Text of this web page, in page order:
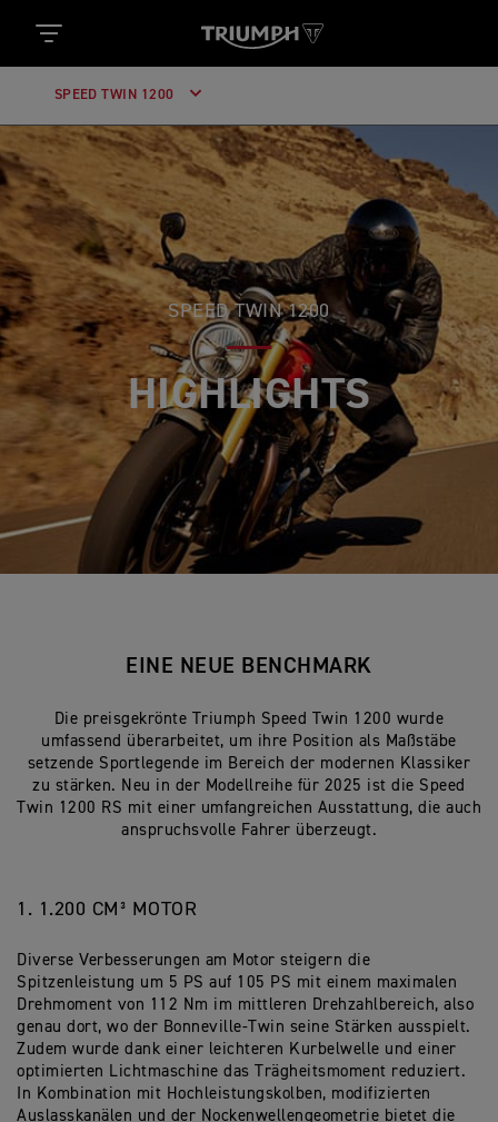
SPEED TWIN 1200
SPEED TWIN 1200
HIGHLIGHTS
EINE NEUE BENCHMARK
Die preisgekrönte Triumph Speed Twin 1200 wurde
umfassend überarbeitet, um ihre Position als Maßstäbe
setzende Sportlegende im Bereich der modernen Klassiker
zu stärken. Neu in der Modellreihe für 2025 ist die Speed
Twin 1200 RS mit einer umfangreichen Ausstattung, die auch
anspruchsvolle Fahrer überzeugt.
1. 1.200 CM³ MOTOR
Diverse Verbesserungen am Motor steigern die
Spitzenleistung um 5 PS auf 105 PS mit einem maximalen
Drehmoment von 112 Nm im mittleren Drehzahlbereich, also
genau dort, wo der Bonneville-Twin seine Stärken ausspielt.
Zudem wurde dank einer leichteren Kurbelwelle und einer
optimierten Lichtmaschine das Trägheitsmoment reduziert.
In Kombination mit Hochleistungskolben, modifizierten
Auslasskanälen und der Nockenwellengeometrie bietet die